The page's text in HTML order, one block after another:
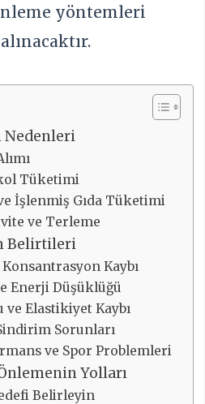
yöntemleri
Nedenleri
Tüketimi
İşlenmiş Gıda Tüketimi
ve Terleme
Belirtileri
Konsantrasyon Kaybı
Enerji Düşüklüğü
ve Elastikiyet Kaybı
Sorunları
ve Spor Problemleri
Yolları
Belirleyin